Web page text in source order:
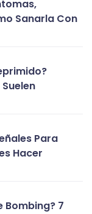
Sanarla Con
Para
Hacer
Bombing? 7